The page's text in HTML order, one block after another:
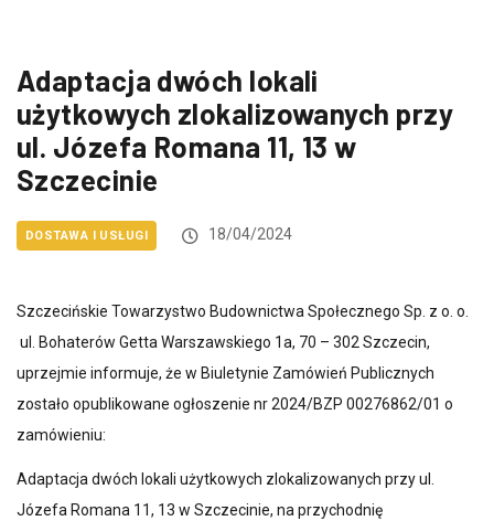
Adaptacja dwóch lokali
użytkowych zlokalizowanych przy
ul. Józefa Romana 11, 13 w
Szczecinie
DOSTAWA I USŁUGI 18/04/2024
Szczecińskie Towarzystwo Budownictwa Społecznego Sp. z o. o.
ul. Bohaterów Getta Warszawskiego 1a, 70 – 302 Szczecin,
uprzejmie informuje, że w Biuletynie Zamówień Publicznych
zostało opublikowane ogłoszenie nr 2024/BZP 00276862/01 o
zamówieniu:
Adaptacja dwóch lokali użytkowych zlokalizowanych przy ul.
Józefa Romana 11, 13 w Szczecinie, na przychodnię